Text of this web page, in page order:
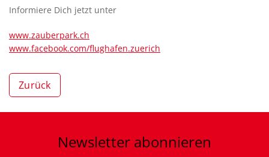
Informiere Dich jetzt unter
www.zauberpark.ch
www.facebook.com/flughafen.zuerich
Zurück
Newsletter abonnieren